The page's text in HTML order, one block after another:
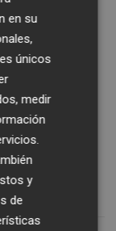
que la
de la
debiendo
el punto
en su
únicos
medir
y
de